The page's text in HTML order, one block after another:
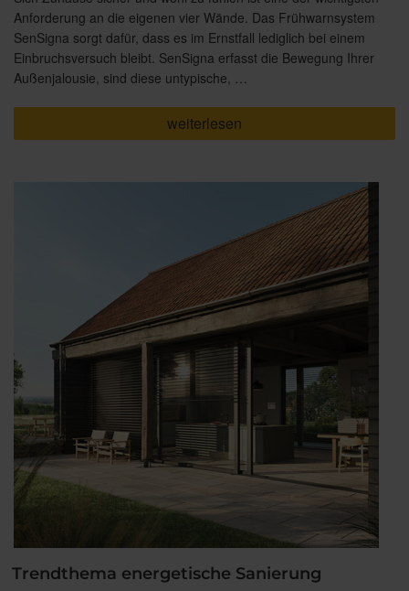
Anforderung an die eigenen vier Wände. Das Frühwarnsystem
SenSigna sorgt dafür, dass es im Ernstfall lediglich bei einem
Einbruchsversuch bleibt. SenSigna erfasst die Bewegung Ihrer
Außenjalousie, sind diese untypische, …
„SenSigna:
Das
Sicherheit
weiterlesen
Trendthema energetische Sanierung